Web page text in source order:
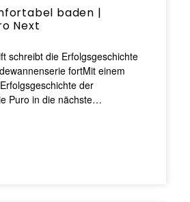
baden |
Next
schreibt die Erfolgsgeschichte
fortMit einem
der
Puro in die nächste…